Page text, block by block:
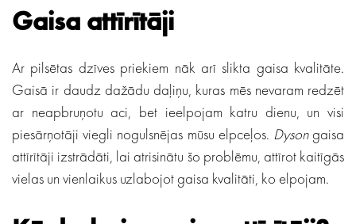
Gaisa attīrītāji
Ar pilsētas dzīves priekiem nāk arī slikta gaisa kvalitāte.
Gaisā ir daudz dažādu daļiņu, kuras mēs nevaram redzēt
ar neapbruņotu aci, bet ieelpojam katru dienu, un visi
piesārņotāji viegli nogulsnējas mūsu elpceļos. Dysongaisa
attīrītāji izstrādāti, lai atrisinātu šo problēmu, attīrot kaitīgās
vielas un vienlaikus uzlabojot gaisa kvalitāti, ko elpojam.